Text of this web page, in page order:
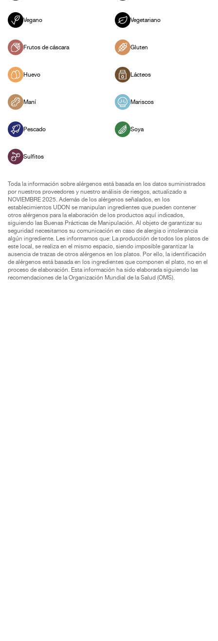
Vegano Vegetariano
Frutos de cáscara Gluten
Huevo Lácteos
Maní Mariscos
Pescado Soya
Sulfitos
Toda la información sobre alérgenos está basada en los datos suministrados
por nuestros proveedores y nuestro análisis de riesgos, actualizado a
NOVIEMBRE 2025. Además de los alérgenos señalados, en los
establecimientos UDON se manipulan ingredientes que pueden contener
otros alérgenos para la elaboración de los productos aquí indicados,
siguiendo las Buenas Prácticas de Manipulación. Al objeto de garantizar su
seguridad necesitamos su comunicación en caso de alergia o intolerancia
algún ingrediente. Les informamos que: La producción de todos los platos de
este local, se realiza en el mismo espacio, siendo imposible garantizar la
ausencia de trazas de otros alérgenos en los platos. Por ello, la identificación
de alérgenos está basada en los ingredientes que componen el plato, no en el
proceso de elaboración. Esta información ha sido elaborada siguiendo las
recomendaciones de la Organización Mundial de la Salud (OMS).